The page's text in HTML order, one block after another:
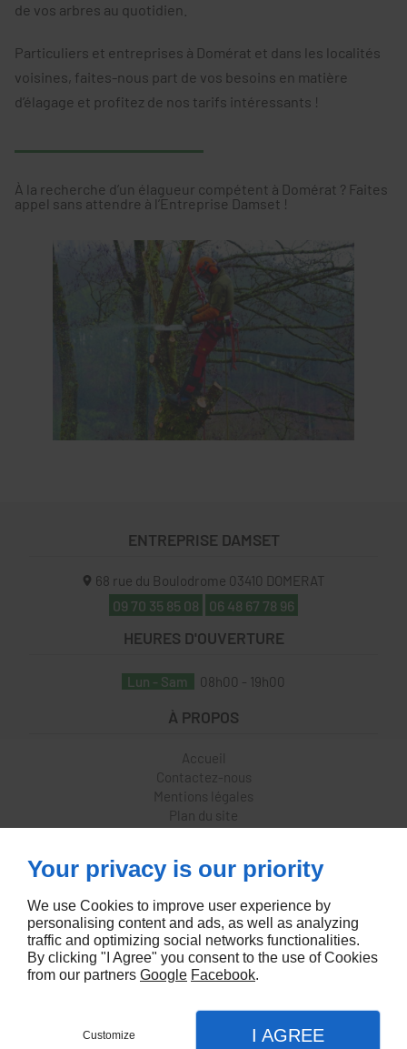
de vos arbres au quotidien.
Particuliers et entreprises à Domérat et dans les localités
voisines, faites-nous part de vos besoins en matière
d’élagage et profitez de nos tarifs intéressants !
À la recherche d’un élagueur compétent à Domérat ? Faites
appel sans attendre à l’Entreprise Damset !
ENTREPRISE DAMSET
68 rue du Boulodrome 03410 DOMERAT
09 70 35 85 08 06 48 67 78 96
HEURES D'OUVERTURE
Lun - Sam 08h00 - 19h00
À PROPOS
Accueil
Contactez-nous
Mentions légales
Plan du site
Your privacy is our priority
We use Cookies to improve user experience by
personalising content and ads, as well as analyzing
traffic and optimizing social networks functionalities.
By clicking "I Agree" you consent to the use of Cookies
from our partners Google Facebook.
Customize I AGREE